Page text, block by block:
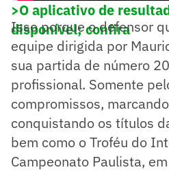
>O aplicativo de
disponível; confira
Isso porque o defensor
equipe dirigida por
sua partida de número
profissional. Somente
compromissos,
conquistando os títulos
bem como o Troféu do
Campeonato Paulista,